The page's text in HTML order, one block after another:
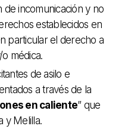
de incomunicación y no
establecidos en
particular el derecho a
médica.
de asilo e
a través de la
en caliente” que
y Melilla.